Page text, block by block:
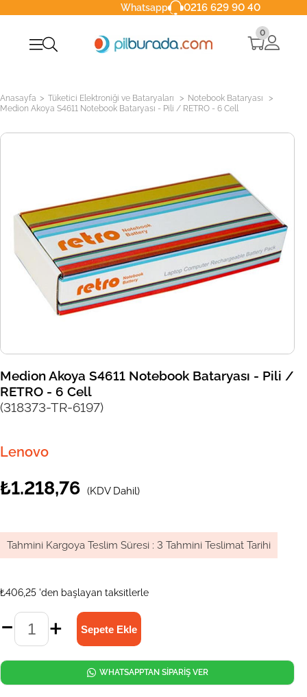
Whatsapp 0216 629 90 40
0
Anasayfa > Tüketici Elektroniği ve Bataryaları > Notebook Bataryası >
Medion Akoya S4611 Notebook Bataryası - Pili / RETRO - 6 Cell
Medion Akoya S4611 Notebook Bataryası - Pili /
RETRO - 6 Cell
(318373-TR-6197)
Lenovo
₺1.218,76 (KDV Dahil)
Tahmini Kargoya Teslim Süresi : 3 Tahmini Teslimat Tarihi
₺406,25 'den başlayan taksitlerle
WHATSAPPTAN SİPARİŞ VER